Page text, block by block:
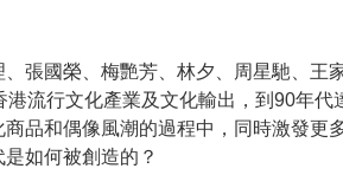
張國榮、梅艷芳、林夕、周星馳、
流行文化產業及文化輸出，到90年
品和偶像風潮的過程中，同時激發更
如何被創造的？